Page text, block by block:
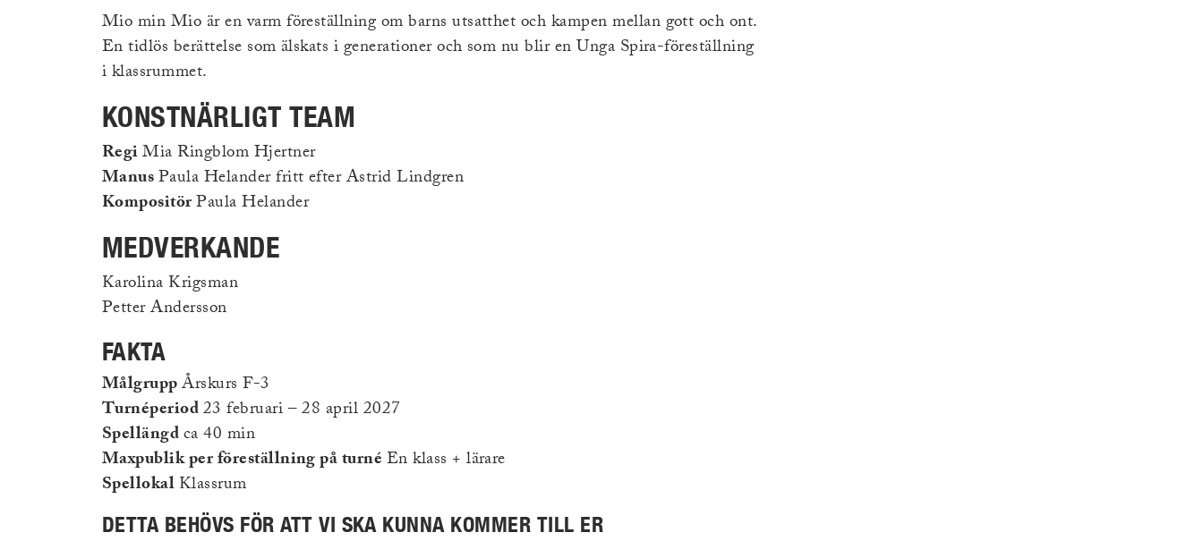
Mio min Mio är en varm föreställning om barns utsatthet och kampen mellan gott och ont.
En tidlös berättelse som älskats i generationer och som nu blir en Unga Spira-föreställning
i klassrummet.
KONSTNÄRLIGT TEAM
RegiMia Ringblom Hjertner
ManusPaula Helander fritt efter Astrid Lindgren
KompositörPaula Helander
MEDVERKANDE
Karolina Krigsman
Petter Andersson
FAKTA
MålgruppÅrskurs F-3
Turnéperiod23 februari – 28 april 2027
Spellängdca 40 min
Maxpublik per föreställning på turné En klass + lärare
SpellokalKlassrum
DETTA BEHÖVS FÖR ATT VI SKA KUNNA KOMMER TILL ER